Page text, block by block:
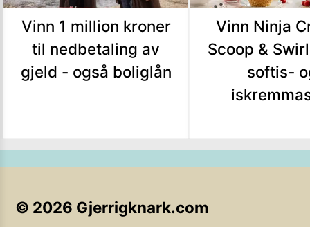
Vinn 1 million kroner
til nedbetaling av
gjeld - også boliglån
Vinn Ninja
Scoop &
softis-
© 2026 Gjerrigknark.com